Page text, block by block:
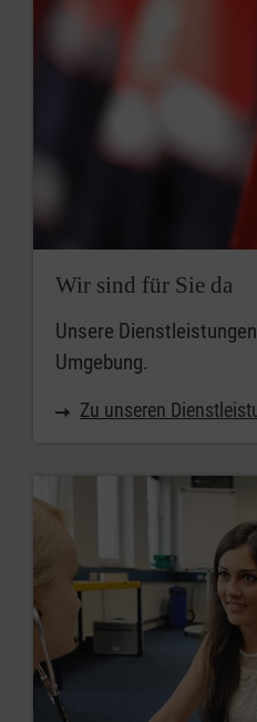
Wir sind für Sie da
Unsere
Umgebung.
Zu unseren